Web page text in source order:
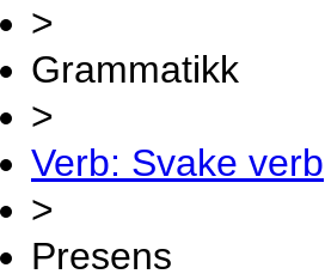
>
Grammatikk
>
Verb: Svake verb
>
Presens